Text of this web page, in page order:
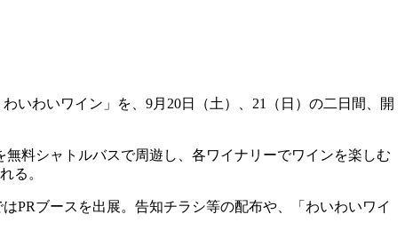
いわいワイン」を、9月20日（土）、21（日）の二日間、開
料シャトルバスで周遊し、各ワイナリーでワインを楽しむ
る。
PRブースを出展。告知チラシ等の配布や、「わいわいワイ